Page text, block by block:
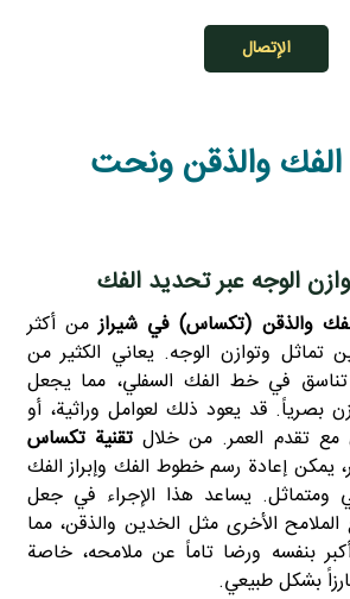
الإتصال
الفك والذقن ونحت
والذقن (تكساس) في شيرازمن أكثر
تماثل وتوازن الوجه. يعاني الكثير من
في خط الفك السفلي، مما يجعل
بصرياً. قد يعود ذلك لعوامل وراثية، أو
مع تقدم العمر. من خلالتقنية تكساس
يمكن إعادة رسم خطوط الفك وإبراز الفك
ومتماثل. يساعد هذا الإجراء في جعل
الملامح الأخرى مثل الخدين والذقن، مما
بنفسه ورضا تاماً عن ملامحه، خاصة
بشكل طبيعي.